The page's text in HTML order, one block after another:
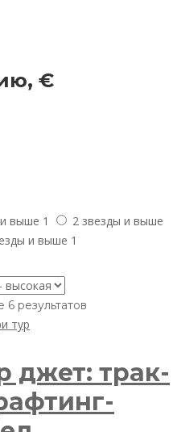
€
выше 1
2 звезды и выше
и выше 1
6 результатов
джет: трак-